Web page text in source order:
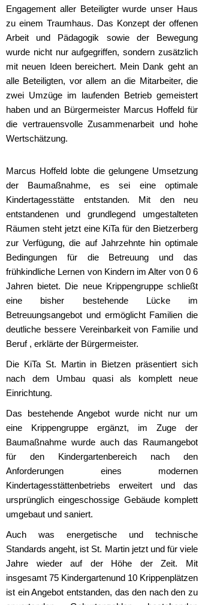
Engagement aller Beteiligter wurde unser Haus
zu einem Traumhaus. Das Konzept der offenen
Arbeit und Pädagogik sowie der Bewegung
wurde nicht nur aufgegriffen, sondern zusätzlich
mit neuen Ideen bereichert. Mein Dank geht an
alle Beteiligten, vor allem an die Mitarbeiter, die
zwei Umzüge im laufenden Betrieb gemeistert
haben und an Bürgermeister Marcus Hoffeld für
die vertrauensvolle Zusammenarbeit und hohe
Wertschätzung.
Marcus Hoffeld lobte die gelungene Umsetzung
der Baumaßnahme, es sei eine optimale
Kindertagesstätte entstanden. Mit den neu
entstandenen und grundlegend umgestalteten
Räumen steht jetzt eine KiTa für den Bietzerberg
zur Verfügung, die auf Jahrzehnte hin optimale
Bedingungen für die Betreuung und das
frühkindliche Lernen von Kindern im Alter von 0 6
Jahren bietet. Die neue Krippengruppe schließt
eine bisher bestehende Lücke im
Betreuungsangebot und ermöglicht Familien die
deutliche bessere Vereinbarkeit von Familie und
Beruf , erklärte der Bürgermeister.
Die KiTa St. Martin in Bietzen präsentiert sich
nach dem Umbau quasi als komplett neue
Einrichtung.
Das bestehende Angebot wurde nicht nur um
eine Krippengruppe ergänzt, im Zuge der
Baumaßnahme wurde auch das Raumangebot
für den Kindergartenbereich nach den
Anforderungen eines modernen
Kindertagesstättenbetriebs erweitert und das
ursprünglich eingeschossige Gebäude komplett
umgebaut und saniert.
Auch was energetische und technische
Standards angeht, ist St. Martin jetzt und für viele
Jahre wieder auf der Höhe der Zeit. Mit
insgesamt 75 Kindergartenund 10 Krippenplätzen
ist ein Angebot entstanden, das den nach den zu